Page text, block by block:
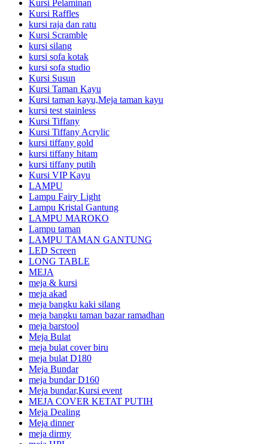
Kursi Pelaminan
Kursi Raffles
kursi raja dan ratu
Kursi Scramble
kursi silang
kursi sofa kotak
kursi sofa studio
Kursi Susun
Kursi Taman Kayu
Kursi taman kayu,Meja taman kayu
kursi test stainless
Kursi Tiffany
Kursi Tiffany Acrylic
kursi tiffany gold
kursi tiffany hitam
kursi tiffany putih
Kursi VIP Kayu
LAMPU
Lampu Fairy Light
Lampu Kristal Gantung
LAMPU MAROKO
Lampu taman
LAMPU TAMAN GANTUNG
LED Screen
LONG TABLE
MEJA
meja & kursi
meja akad
meja bangku kaki silang
meja bangku taman bazar ramadhan
meja barstool
Meja Bulat
meja bulat cover biru
meja bulat D180
Meja Bundar
meja bundar D160
Meja bundar,Kursi event
MEJA COVER KETAT PUTIH
Meja Dealing
Meja dinner
meja dirmy